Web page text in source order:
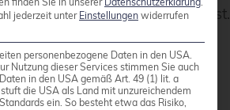
wir mit Mumble und Mattermost.
Clients direkt
sind die Anforderungen
jederzeit unter Einstellungen widerrufen
personenbezogene Daten in den USA.
Nutzung dieser Services stimmen Sie auch
in den USA gemäß Art. 49 (1) lit. a
stuft die USA als Land mit unzureichendem
ein. So besteht etwa das Risiko,